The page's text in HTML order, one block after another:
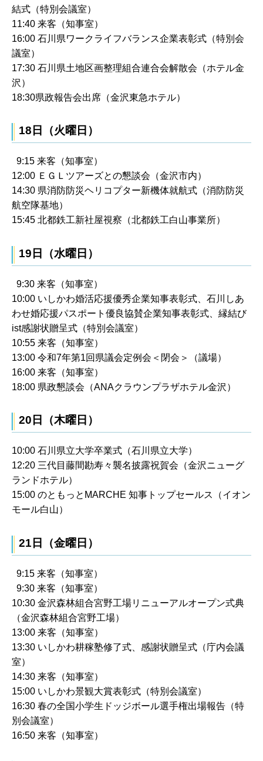
結式（特別会議室）
11:40 来客（知事室）
16:00 石川県ワークライフバランス企業表彰式（特別会
議室）
17:30 石川県土地区画整理組合連合会解散会（ホテル金
沢）
18:30県政報告会出席（金沢東急ホテル）
18日（火曜日）
9:15 来客（知事室）
12:00 ＥＧＬツアーズとの懇談会（金沢市内）
14:30 県消防防災ヘリコプター新機体就航式（消防防災
航空隊基地）
15:45 北都鉄工新社屋視察（北都鉄工白山事業所）
19日（水曜日）
9:30 来客（知事室）
10:00 いしかわ婚活応援優秀企業知事表彰式、石川しあ
わせ婚応援パスポート優良協賛企業知事表彰式、縁結び
ist感謝状贈呈式（特別会議室）
10:55 来客（知事室）
13:00 令和7年第1回県議会定例会＜閉会＞（議場）
16:00 来客（知事室）
18:00 県政懇談会（ANAクラウンプラザホテル金沢）
20日（木曜日）
10:00 石川県立大学卒業式（石川県立大学）
12:20 三代目藤間勘寿々襲名披露祝賀会（金沢ニューグ
ランドホテル）
15:00 のともっとMARCHE 知事トップセールス（イオン
モール白山）
21日（金曜日）
9:15 来客（知事室）
9:30 来客（知事室）
10:30 金沢森林組合宮野工場リニューアルオープン式典
（金沢森林組合宮野工場）
13:00 来客（知事室）
13:30 いしかわ耕稼塾修了式、感謝状贈呈式（庁内会議
室）
14:30 来客（知事室）
15:00 いしかわ景観大賞表彰式（特別会議室）
16:30 春の全国小学生ドッジボール選手権出場報告（特
別会議室）
16:50 来客（知事室）